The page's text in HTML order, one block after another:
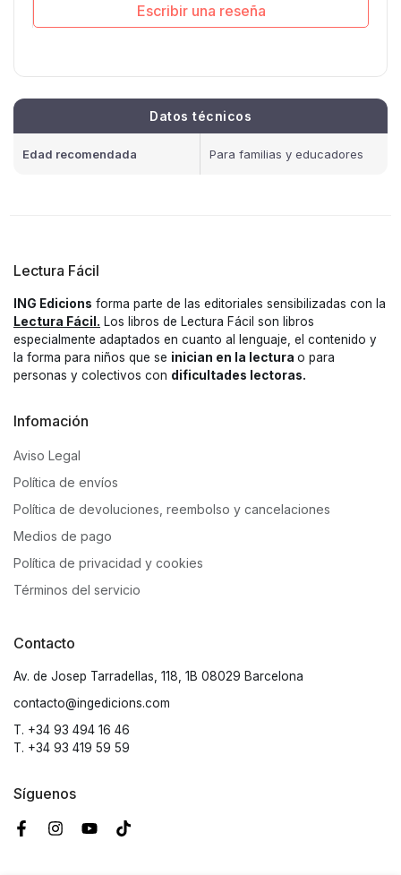
Escribir una reseña
Datos técnicos
Edad recomendada Para familias y educadores
Lectura Fácil
ING Edicions forma parte de las editoriales sensibilizadas con la
Lectura Fácil. Los libros de Lectura Fácil son libros
especialmente adaptados en cuanto al lenguaje, el contenido y
la forma para niños que se inician en la lectura o para
personas y colectivos con dificultades lectoras.
Infomación
Aviso Legal
Política de envíos
Política de devoluciones, reembolso y cancelaciones
Medios de pago
Política de privacidad y cookies
Términos del servicio
Contacto
Av. de Josep Tarradellas, 118, 1B 08029 Barcelona
contacto@ingedicions.com
T. +34 93 494 16 46
T. +34 93 419 59 59
Síguenos